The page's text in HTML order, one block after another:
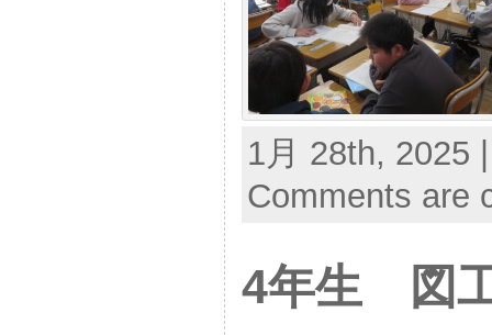
1月 28th, 2025
Comments are
4年生 図